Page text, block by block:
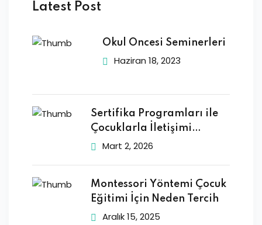
Latest Post
Okul Öncesi Seminerleri
Haziran 18, 2023
Sertifika Programları ile
Çocuklarla İletişimi
Geliştirmek
Mart 2, 2026
Montessori Yöntemi Çocuk
Eğitimi İçin Neden Tercih
Aralık 15, 2025